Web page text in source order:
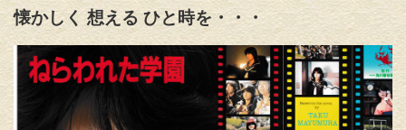
懐かしく 想える ひと時を・・・